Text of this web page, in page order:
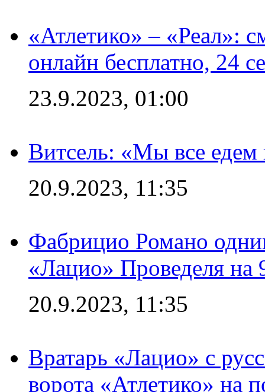
«Атлетико» – «Реал»:
онлайн бесплатно, 24
23.9.2023, 01:00
Витсель: «Мы все едем
20.9.2023, 11:35
Фабрицио Романо
«Лацио» Проведеля на
20.9.2023, 11:35
Вратарь «Лацио» с
ворота «Атлетико» на